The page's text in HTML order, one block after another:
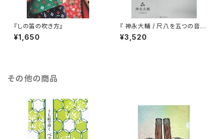
『しの笛の吹き方』
¥1,650
『 神永大輔 / 尺八を五つの音だ
けで吹く本。 』（CD付）
¥3,520
その他の商品